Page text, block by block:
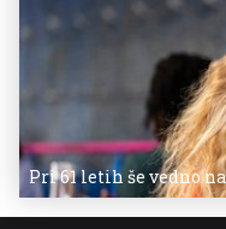
Pri 61 letih še vedno